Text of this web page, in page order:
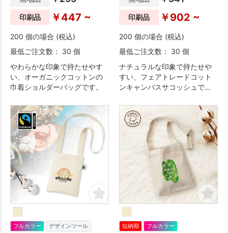
印刷品 ￥447 ~
200 個の場合 (税込)
最低ご注文数： 30 個
やわらかな印象で持たせやす
い、オーガニックコットンの
巾着ショルダーバッグです。
印刷品 ￥902 ~
200 個の場合 (税込)
最低ご注文数： 30 個
ナチュラルな印象で持たせや
すい、フェアトレードコット
ンキャンバスサコッシュで
フルカラー デザインツール 短納期
フルカラー